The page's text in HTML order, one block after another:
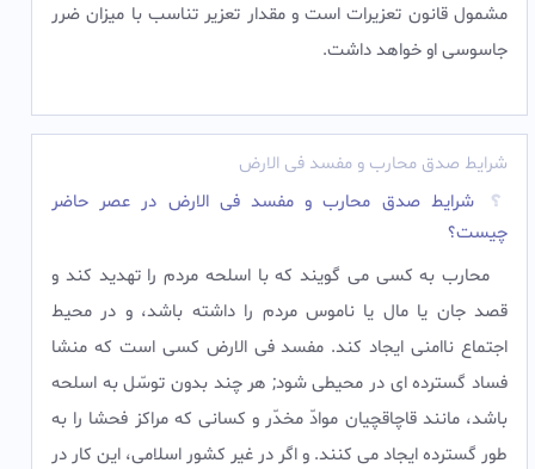
مشمول قانون تعزیرات است و مقدار تعزیر تناسب با میزان ضرر
جاسوسى او خواهد داشت.‌
شرایط صدق محارب و مفسد فی الارض
شرایط صدق محارب و مفسد فى الارض در عصر حاضر
چیست؟
محارب به کسى مى گویند که با اسلحه مردم را تهدید کند و
قصد جان یا مال یا ناموس مردم را داشته باشد، و در محیط
اجتماع ناامنى ایجاد کند. مفسد فى الارض کسى است که منشا
فساد گسترده اى در محیطى شود; هر چند بدون توسّل به اسلحه
باشد، مانند قاچاقچیان موادّ مخدّر و کسانى که مراکز فحشا را به
طور گسترده ایجاد مى کنند. و اگر در غیر کشور اسلامى، این کار در